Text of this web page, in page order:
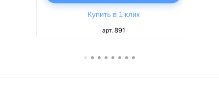
Купить в 1 клик
арт. 891